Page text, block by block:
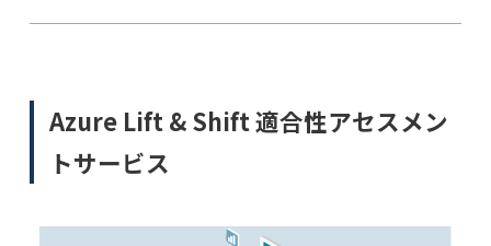
Azure Lift & Shift 適合性アセスメン
トサービス